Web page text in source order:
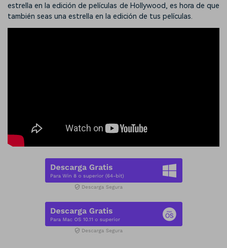
estrella en la edición de películas de Hollywood, es hora de que
también seas una estrella en la edición de tus películas.